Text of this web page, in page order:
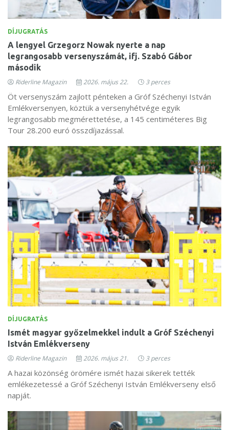
DÍJUGRATÁS
A lengyel Grzegorz Nowak nyerte a nap
legrangosabb versenyszámát, ifj. Szabó Gábor
második
Riderline Magazin 2026. május 22. 3 perces
Öt versenyszám zajlott pénteken a Gróf Széchenyi István
Emlékversenyen, köztük a versenyhétvége egyik
legrangosabb megmérettetése, a 145 centiméteres Big
Tour 28.200 euró összdíjazással.
DÍJUGRATÁS
Ismét magyar győzelmekkel indult a Gróf Széchenyi
István Emlékverseny
Riderline Magazin 2026. május 21. 3 perces
A hazai közönség örömére ismét hazai sikerek tették
emlékezetessé a Gróf Széchenyi István Emlékverseny első
napját.